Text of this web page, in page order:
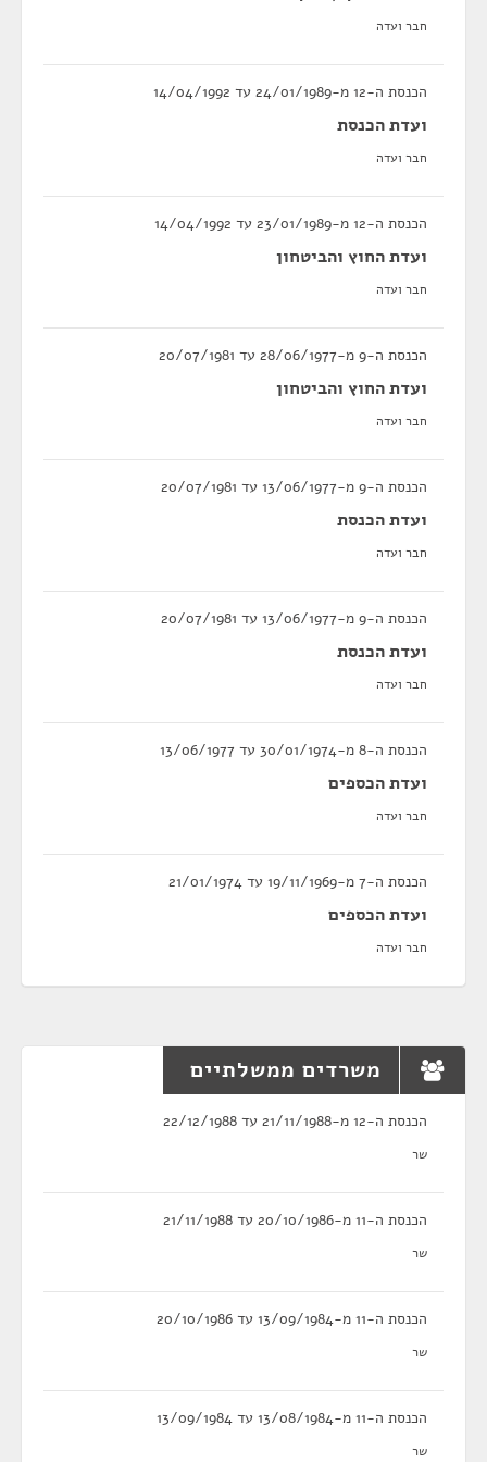
חבר ועדה
הכנסת ה-12 מ-24/01/1989 עד 14/04/1992
ועדת הכנסת
חבר ועדה
הכנסת ה-12 מ-23/01/1989 עד 14/04/1992
ועדת החוץ והביטחון
חבר ועדה
הכנסת ה-9 מ-28/06/1977 עד 20/07/1981
ועדת החוץ והביטחון
חבר ועדה
הכנסת ה-9 מ-13/06/1977 עד 20/07/1981
ועדת הכנסת
חבר ועדה
הכנסת ה-9 מ-13/06/1977 עד 20/07/1981
ועדת הכנסת
חבר ועדה
הכנסת ה-8 מ-30/01/1974 עד 13/06/1977
ועדת הכספים
חבר ועדה
הכנסת ה-7 מ-19/11/1969 עד 21/01/1974
ועדת הכספים
חבר ועדה
משרדים ממשלתיים
הכנסת ה-12 מ-21/11/1988 עד 22/12/1988
שר
הכנסת ה-11 מ-20/10/1986 עד 21/11/1988
שר
הכנסת ה-11 מ-13/09/1984 עד 20/10/1986
שר
הכנסת ה-11 מ-13/08/1984 עד 13/09/1984
שר